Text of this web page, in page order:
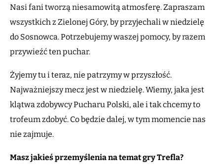
Nasi fani tworzą niesamowitą atmosferę. Zapraszam
wszystkich z Zielonej Góry, by przyjechali w niedzielę
do Sosnowca. Potrzebujemy waszej pomocy, by razem
przywieźć ten puchar.
Żyjemy tu i teraz, nie patrzymy w przyszłość.
Najważniejszy mecz jest w niedzielę. Wiemy, jaka jest
klątwa zdobywcy Pucharu Polski, ale i tak chcemy to
trofeum zdobyć. Co będzie dalej, w tym momencie nas
nie zajmuje.
Masz jakieś przemyślenia na temat gry Trefla?